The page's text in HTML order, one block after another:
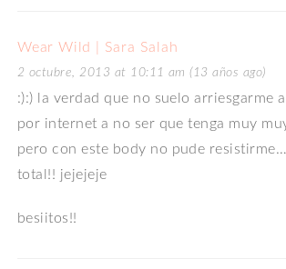
Wear Wild | Sara Salah
2 octubre, 2013 at 10:11 am (13 años ago)
:):) la verdad que no suelo arriesgarme
por internet a no ser que tenga muy
pero con este body no pude
total!! jejejeje
besiitos!!